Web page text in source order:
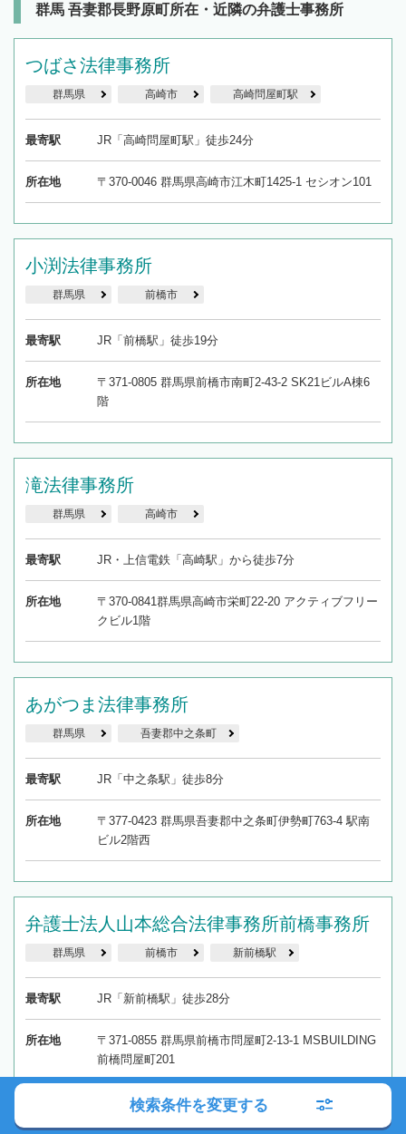
群馬 吾妻郡長野原町所在・近隣の弁護士事務所
つばさ法律事務所
群馬県 高崎市 高崎問屋町駅
最寄駅 JR「高崎問屋町駅」徒歩24分
所在地 〒370-0046 群馬県高崎市江木町1425-1 セシオン101
小渕法律事務所
群馬県 前橋市
最寄駅 JR「前橋駅」徒歩19分
所在地
〒371-0805 群馬県前橋市南町2-43-2 SK21ビルA棟6
階
滝法律事務所
群馬県 高崎市
最寄駅 JR・上信電鉄「高崎駅」から徒歩7分
所在地
〒370-0841群馬県高崎市栄町22-20 アクティブフリー
クビル1階
あがつま法律事務所
群馬県 吾妻郡中之条町
最寄駅 JR「中之条駅」徒歩8分
所在地
〒377-0423 群馬県吾妻郡中之条町伊勢町763-4 駅南
ビル2階西
弁護士法人山本総合法律事務所前橋事務所
群馬県 前橋市 新前橋駅
最寄駅 JR「新前橋駅」徒歩28分
所在地
〒371-0855 群馬県前橋市問屋町2-13-1 MSBUILDING
前橋問屋町201
検索条件を変更する